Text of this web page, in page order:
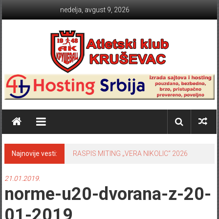
nedelja, avgust 9, 2026
Atletski klub KRUŠEVAC
Najnovije vesti: RASPIS MITING „VERA NIKOLIC“ 2026
21.01.2019.
norme-u20-dvorana-z-20-